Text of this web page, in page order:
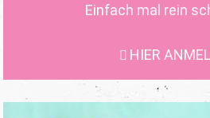
Einfach mal rein
HIER